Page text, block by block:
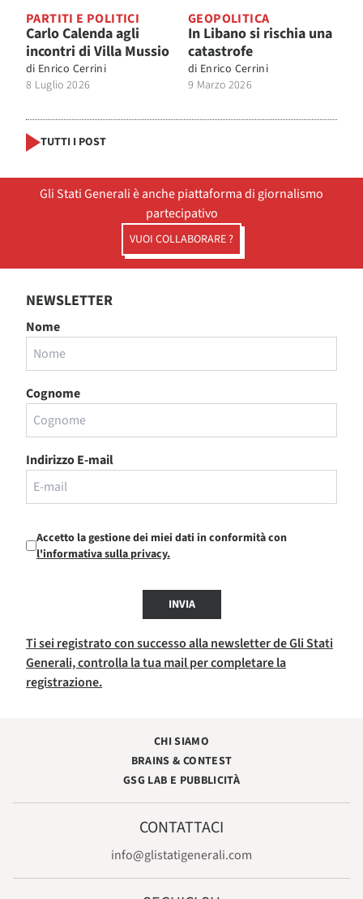
PARTITI E POLITICI
Carlo Calenda agli
incontri di Villa Mussio
di Enrico Cerrini
8 Luglio 2026
GEOPOLITICA
In Libano si rischia una
catastrofe
di Enrico Cerrini
9 Marzo 2026
TUTTI I POST
Gli Stati Generali è anche piattaforma di giornalismo
partecipativo
VUOI COLLABORARE ?
NEWSLETTER
Nome
Cognome
Indirizzo E-mail
Accetto la gestione dei miei dati in conformità con
l'informativa sulla privacy.
INVIA
Ti sei registrato con successo alla newsletter de Gli Stati
Generali, controlla la tua mail per completare la
registrazione.
CHI SIAMO
BRAINS & CONTEST
GSG LAB E PUBBLICITÀ
CONTATTACI
info@glistatigenerali.com